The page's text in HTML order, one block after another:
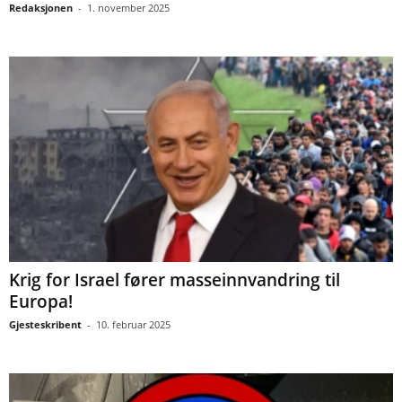
Redaksjonen - 1. november 2025
Krig for Israel fører masseinnvandring til
Europa!
Gjesteskribent - 10. februar 2025